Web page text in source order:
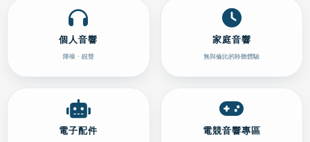
個人音響
降噪 · 靚聲
家庭音響
無與倫比的聆聽體驗
電子配件 電競音響專區